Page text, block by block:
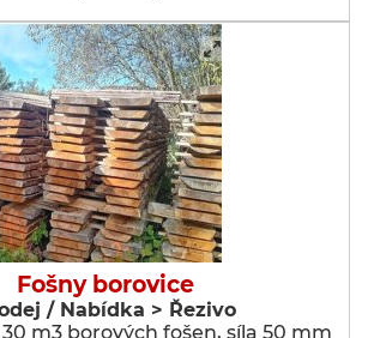
Fošny borovice
/ Nabídka > Řezivo
m3 borových fošen, síla 50 mm